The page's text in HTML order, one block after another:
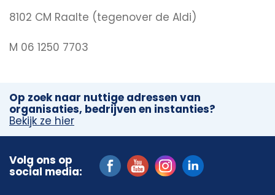
8102 CM Raalte (tegenover de Aldi)
M 06 1250 7703
Op zoek naar nuttige adressen van
organisaties, bedrijven en instanties?
Bekijk ze hier
Volg ons op
social media: